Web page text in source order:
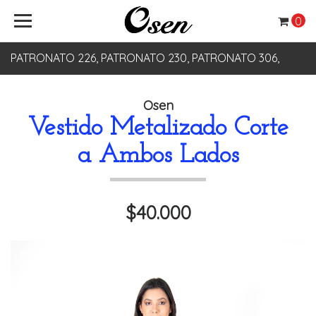
PATRONATO 226, PATRONATO 230, PATRONATO 306,
0
Osen
Vestido Metalizado Corte
a Ambos Lados
$40.000